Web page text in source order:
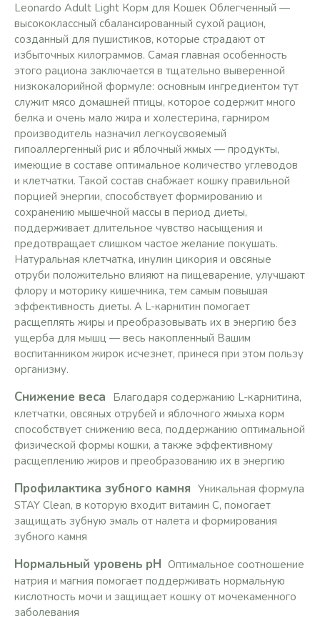
Leonardo Adult Light Корм для Кошек Облегченный —
высококлассный сбалансированный сухой рацион,
созданный для пушистиков, которые страдают от
избыточных килограммов. Самая главная особенность
этого рациона заключается в тщательно выверенной
низкокалорийной формуле: основным ингредиентом тут
служит мясо домашней птицы, которое содержит много
белка и очень мало жира и холестерина, гарниром
производитель назначил легкоусвояемый
гипоаллергенный рис и яблочный жмых — продукты,
имеющие в составе оптимальное количество углеводов
и клетчатки. Такой состав снабжает кошку правильной
порцией энергии, способствует формированию и
сохранению мышечной массы в период диеты,
поддерживает длительное чувство насыщения и
предотвращает слишком частое желание покушать.
Натуральная клетчатка, инулин цикория и овсяные
отруби положительно влияют на пищеварение, улучшают
флору и моторику кишечника, тем самым повышая
эффективность диеты. А L-карнитин помогает
расщеплять жиры и преобразовывать их в энергию без
ущерба для мышц — весь накопленный Вашим
воспитанником жирок исчезнет, принеся при этом пользу
организму.
Снижение веса Благодаря содержанию L-карнитина,
клетчатки, овсяных отрубей и яблочного жмыха корм
способствует снижению веса, поддержанию оптимальной
физической формы кошки, а также эффективному
расщеплению жиров и преобразованию их в энергию
Профилактика зубного камня Уникальная формула
STAY Clean, в которую входит витамин С, помогает
защищать зубную эмаль от налета и формирования
зубного камня
Нормальный уровень рН Оптимальное соотношение
натрия и магния помогает поддерживать нормальную
кислотность мочи и защищает кошку от мочекаменного
заболевания